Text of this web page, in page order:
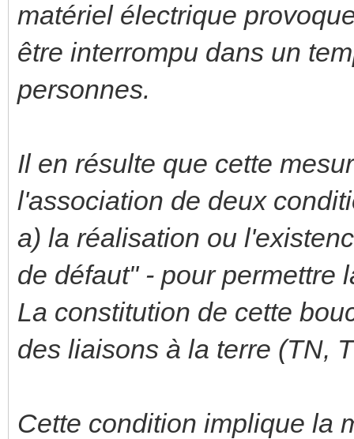
matériel électrique
être interrompu dans un
personnes.
Il en résulte que cette
l'association de deux
a) la réalisation ou
de défaut" - pour permettre
La constitution de cette
des liaisons à la terre (TN,
Cette condition implique la